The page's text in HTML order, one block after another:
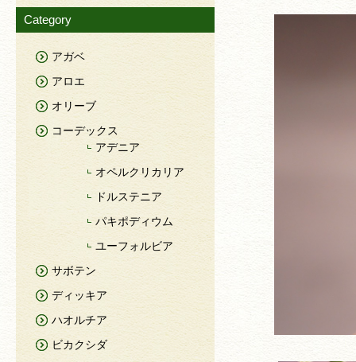
Category
アガベ
アロエ
オリーブ
コーデックス
アデニア
オペルクリカリア
ドルステニア
パキポディウム
ユーフォルビア
サボテン
ディッキア
ハオルチア
ビカクシダ